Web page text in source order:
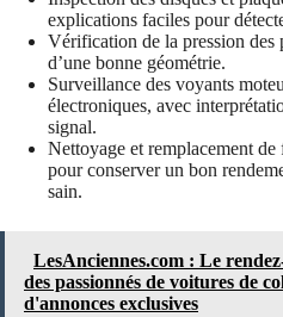
explications faciles pour
Vérification de la pression des
d’une bonne géométrie.
Surveillance des voyants
électroniques, avec
signal.
Nettoyage et remplacement
pour conserver un bon
sain.
LesAnciennes.com : Le
des passionnés de voitures de
d'annonces exclusives